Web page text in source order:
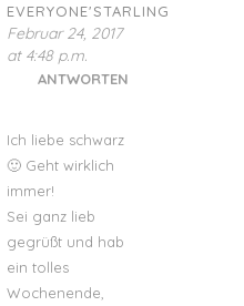
EVERYONE'STARLING
Februar 24, 2017
at 4:48 p.m.
ANTWORTEN
Ich liebe schwarz
🙂 Geht wirklich
immer!
Sei ganz lieb
gegrüßt und hab
ein tolles
Wochenende,